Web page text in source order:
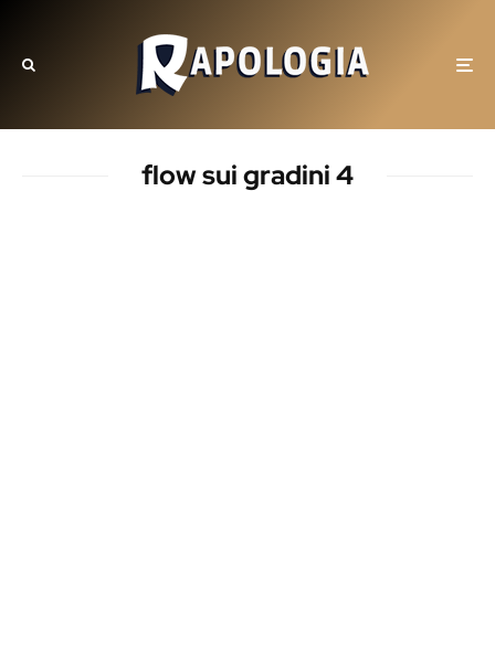
flow sui gradini 4